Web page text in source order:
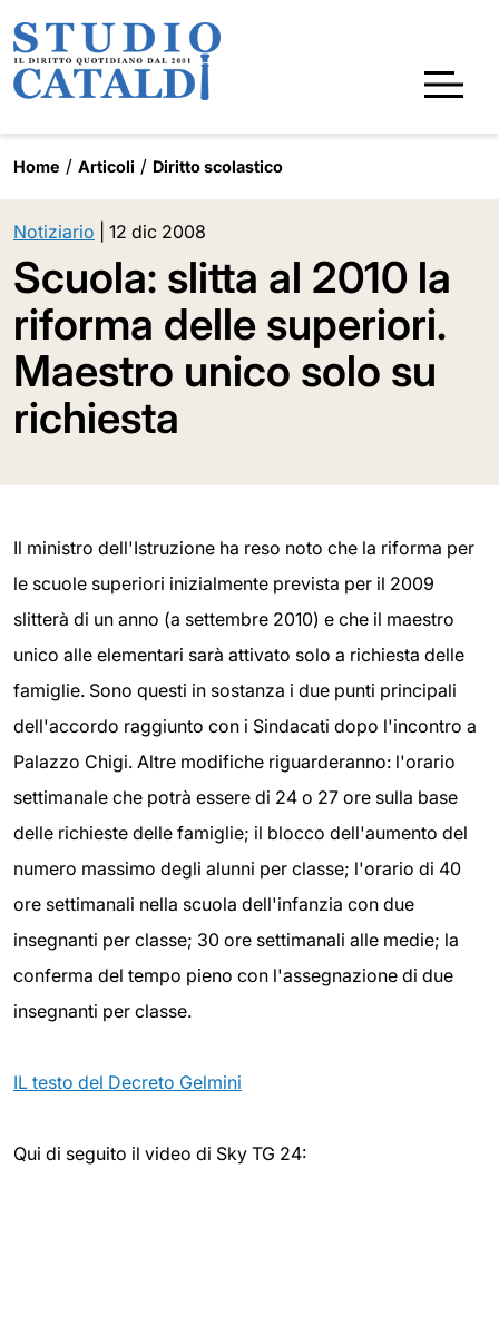
Home Articoli Diritto scolastico
Notiziario 12 dic 2008
Scuola: slitta al 2010 la
riforma delle superiori.
Maestro unico solo su
richiesta
Il ministro dell'Istruzione ha reso noto che la riforma per
le scuole superiori inizialmente prevista per il 2009
slitterà di un anno (a settembre 2010) e che il maestro
unico alle elementari sarà attivato solo a richiesta delle
famiglie. Sono questi in sostanza i due punti principali
dell'accordo raggiunto con i Sindacati dopo l'incontro a
Palazzo Chigi. Altre modifiche riguarderanno: l'orario
settimanale che potrà essere di 24 o 27 ore sulla base
delle richieste delle famiglie; il blocco dell'aumento del
numero massimo degli alunni per classe; l'orario di 40
ore settimanali nella scuola dell'infanzia con due
insegnanti per classe; 30 ore settimanali alle medie; la
conferma del tempo pieno con l'assegnazione di due
insegnanti per classe.
IL testo del Decreto Gelmini
Qui di seguito il video di Sky TG 24: